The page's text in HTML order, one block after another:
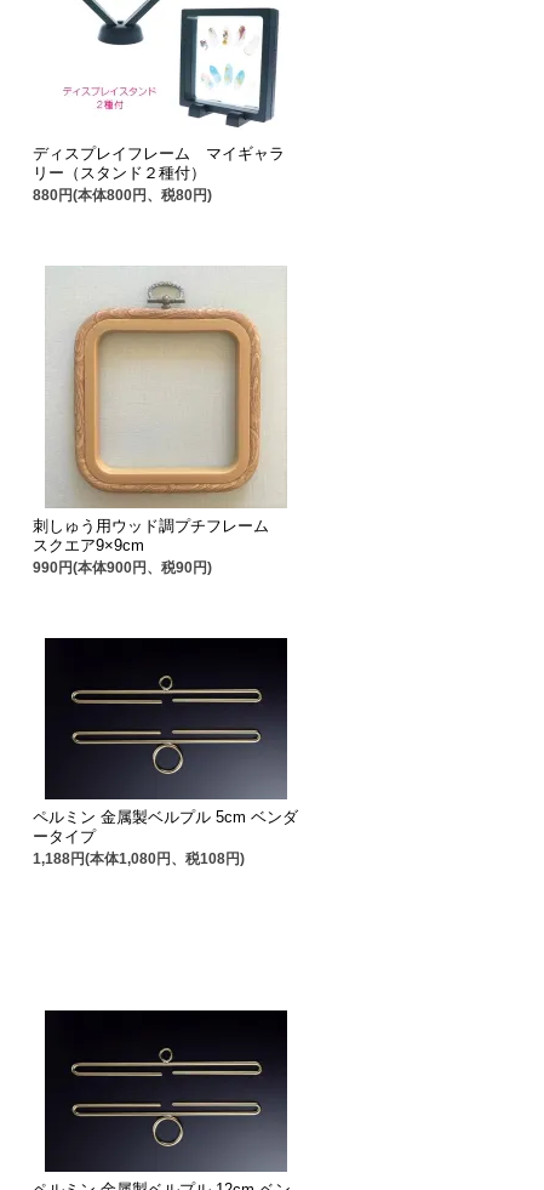
ディスプレイフレーム マイギャラ
リー（スタンド２種付）
880円(本体800円、税80円)
刺しゅう用ウッド調プチフレーム
スクエア9×9cm
990円(本体900円、税90円)
ペルミン 金属製ベルプル 5cm ベンダ
ータイプ
1,188円(本体1,080円、税108円)